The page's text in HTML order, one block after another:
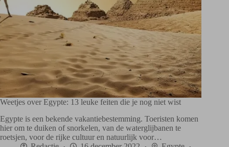
Weetjes over Egypte: 13 leuke feiten die je nog niet wist
Egypte is een bekende vakantiebestemming. Toeristen komen
hier om te duiken of snorkelen, van de waterglijbanen te
roetsjen, voor de rijke cultuur en natuurlijk voor…